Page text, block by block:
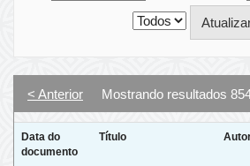
Mostrando resultados
< Anterior
Data do
documento
Título